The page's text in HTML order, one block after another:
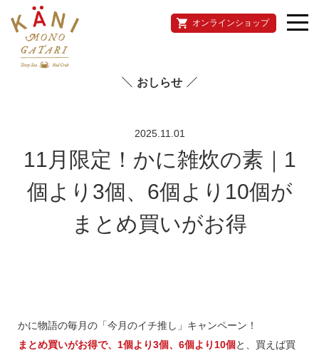
オンラインショップ
おしらせ
2025.11.01
11月限定！かに雑炊の素｜1
個より3個、6個より10個が
まとめ買いがお得
かに物語の毎月の「今月のイチ推し」キャンペーン！
まとめ買いがお得で、1個より3個、6個より10個と、買えば買